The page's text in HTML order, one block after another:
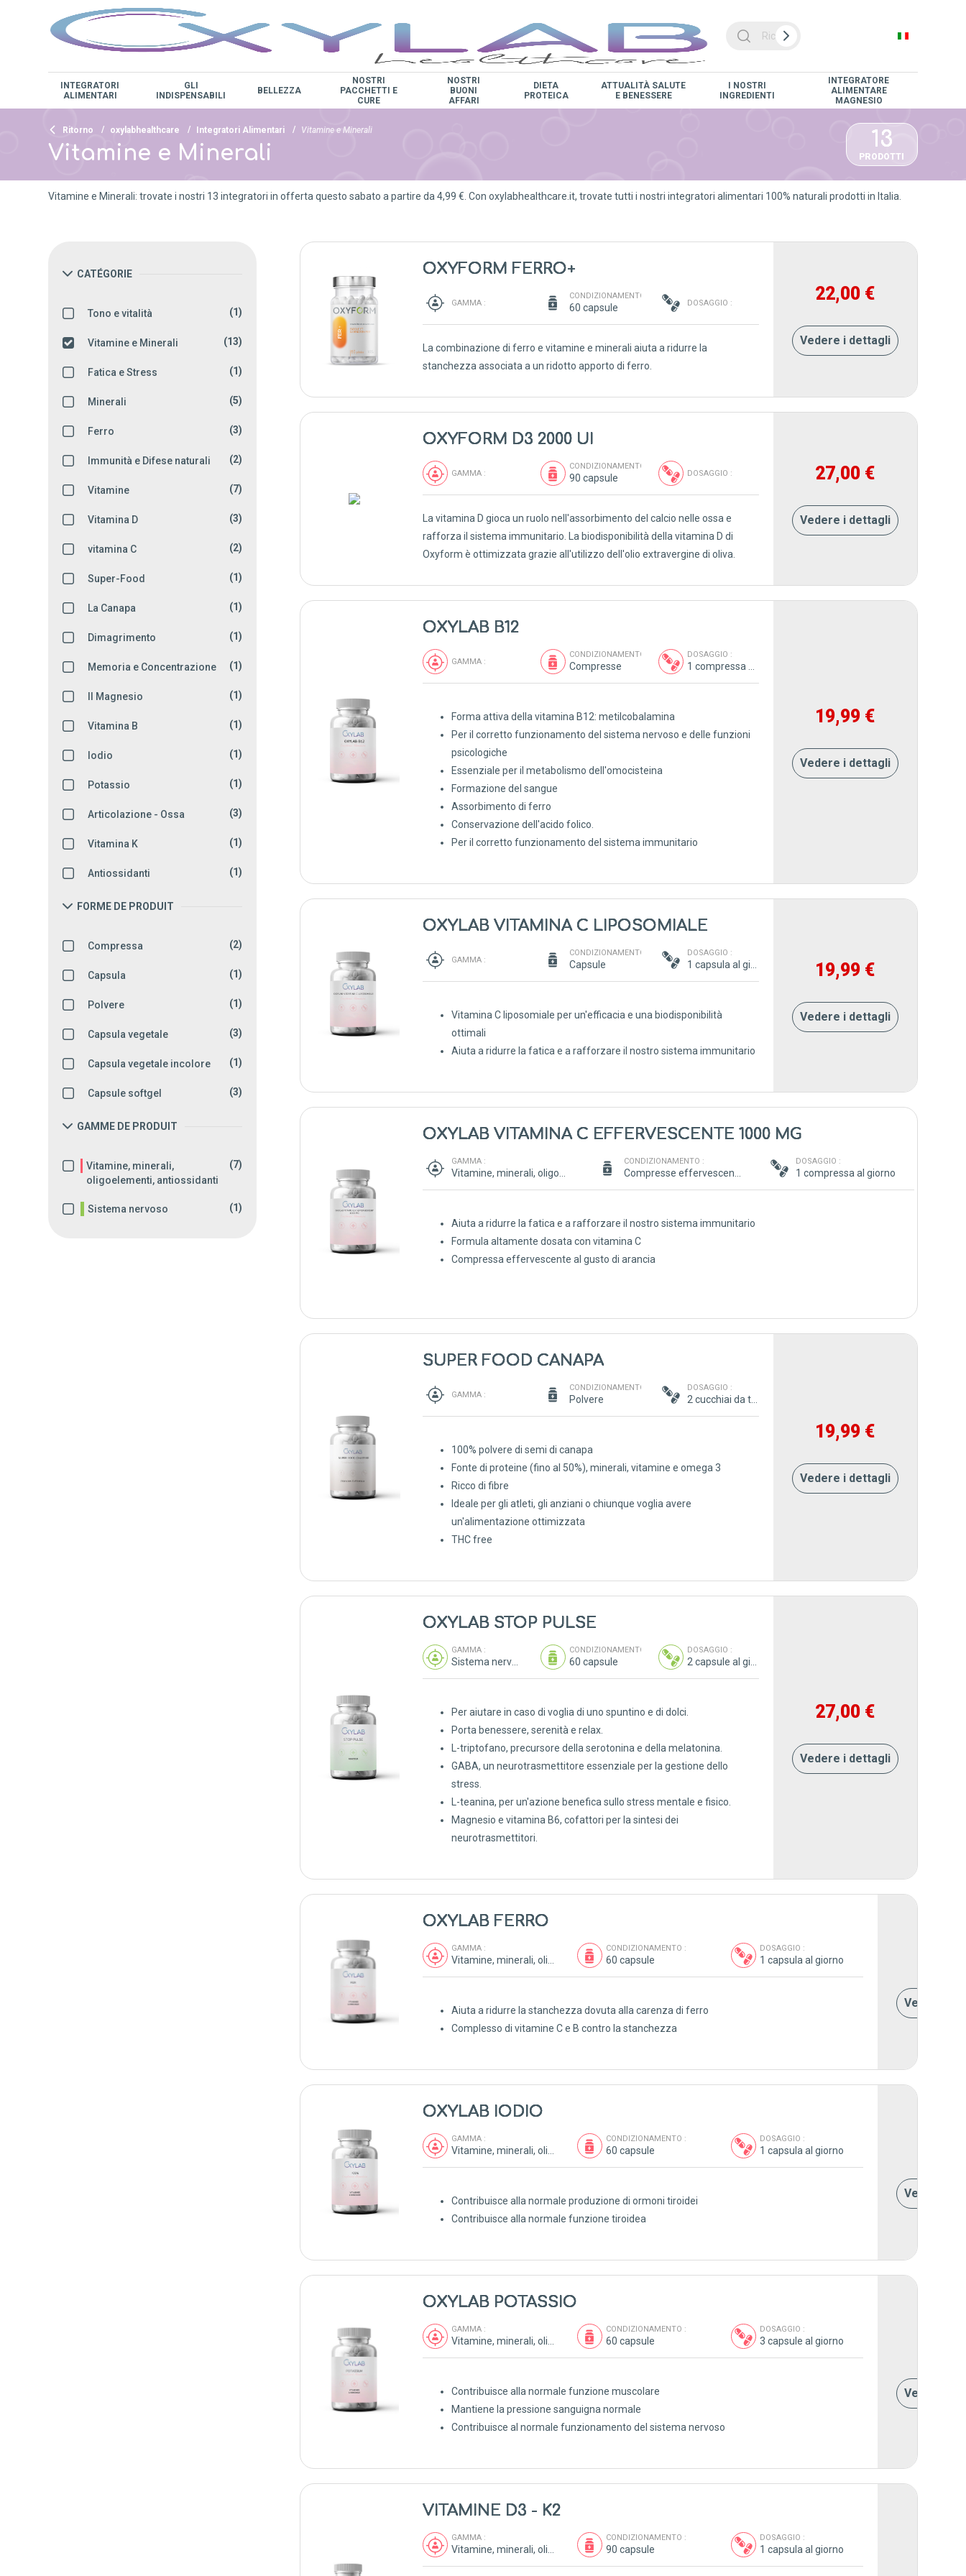
INTEGRATORI
ALIMENTARI
GLI
INDISPENSABILI
BELLEZZA
NOSTRI
PACCHETTI E
CURE
NOSTRI
BUONI
AFFARI
DIETA
PROTEICA
ATTUALITÀ SALUTE
E BENESSERE
I NOSTRI
INGREDIENTI
INTEGRATORE
ALIMENTARE
MAGNESIO
Ritorno oxylabhealthcare Integratori Alimentari Vitamine e Minerali
Vitamine e Minerali
13
PRODOTTI
Vitamine e Minerali: trovate i nostri 13 integratori in offerta questo sabato a partire da 4,99 €. Con oxylabhealthcare.it, trovate tutti i nostri integratori alimentari 100% naturali prodotti in Italia.
CATÉGORIE
Tono e vitalità (1)
Vitamine e Minerali (13)
Fatica e Stress (1)
Minerali (5)
Ferro (3)
Immunità e Difese naturali (2)
Vitamine (7)
Vitamina D (3)
vitamina C (2)
Super-Food (1)
La Canapa (1)
Dimagrimento (1)
Memoria e Concentrazione (1)
Il Magnesio (1)
Vitamina B (1)
Iodio (1)
Potassio (1)
Articolazione - Ossa (3)
Vitamina K (1)
Antiossidanti (1)
FORME DE PRODUIT
Compressa (2)
Capsula (1)
Polvere (1)
Capsula vegetale (3)
Capsula vegetale incolore (1)
Capsule softgel (3)
GAMME DE PRODUIT
Vitamine, minerali,
oligoelementi, antiossidanti
(7)
Sistema nervoso (1)
OXYFORM FERRO+
GAMMA :
CONDIZIONAMENTO :
60 capsule DOSAGGIO :
La combinazione di ferro e vitamine e minerali aiuta a ridurre la
stanchezza associata a un ridotto apporto di ferro.
22,00 €
Vedere i dettagli
OXYFORM D3 2000 UI
GAMMA :
CONDIZIONAMENTO :
90 capsule DOSAGGIO :
La vitamina D gioca un ruolo nell'assorbimento del calcio nelle ossa e
rafforza il sistema immunitario. La biodisponibilità della vitamina D di
Oxyform è ottimizzata grazie all'utilizzo dell'olio extravergine di oliva.
27,00 €
Vedere i dettagli
OXYLAB B12
GAMMA :
CONDIZIONAMENTO :
Compresse
DOSAGGIO :
Forma attiva della vitamina B12: metilcobalamina
Per il corretto funzionamento del sistema nervoso e delle funzioni
psicologiche
Essenziale per il metabolismo dell'omocisteina
Formazione del sangue
Assorbimento di ferro
Conservazione dell'acido folico.
Per il corretto funzionamento del sistema immunitario
19,99 €
Vedere i dettagli
OXYLAB VITAMINA C LIPOSOMIALE
GAMMA :
CONDIZIONAMENTO :
Capsule
DOSAGGIO :
Vitamina C liposomiale per un'efficacia e una biodisponibilità
ottimali
Aiuta a ridurre la fatica e a rafforzare il nostro sistema immunitario
19,99 €
Vedere i dettagli
OXYLAB VITAMINA C EFFERVESCENTE 1000 MG
GAMMA : CONDIZIONAMENTO : DOSAGGIO :
1 compressa al giorno
Aiuta a ridurre la fatica e a rafforzare il nostro sistema immunitario
Formula altamente dosata con vitamina C
Compressa effervescente al gusto di arancia
SUPER FOOD CANAPA
GAMMA :
CONDIZIONAMENTO :
Polvere
DOSAGGIO :
2 cucchiai da tavola / giorno
100% polvere di semi di canapa
Fonte di proteine (fino al 50%), minerali, vitamine e omega 3
Ricco di fibre
Ideale per gli atleti, gli anziani o chiunque voglia avere
un'alimentazione ottimizzata
THC free
19,99 €
Vedere i dettagli
OXYLAB STOP PULSE
GAMMA : CONDIZIONAMENTO :
60 capsule
DOSAGGIO :
Per aiutare in caso di voglia di uno spuntino e di dolci.
Porta benessere, serenità e relax.
L-triptofano, precursore della serotonina e della melatonina.
GABA, un neurotrasmettitore essenziale per la gestione dello
stress.
L-teanina, per un'azione benefica sullo stress mentale e fisico.
Magnesio e vitamina B6, cofattori per la sintesi dei
neurotrasmettitori.
27,00 €
Vedere i dettagli
OXYLAB FERRO
GAMMA : CONDIZIONAMENTO :
60 capsule
DOSAGGIO :
1 capsula al giorno
Aiuta a ridurre la stanchezza dovuta alla carenza di ferro
Complesso di vitamine C e B contro la stanchezza
Vedere i
OXYLAB IODIO
GAMMA : CONDIZIONAMENTO :
60 capsule
DOSAGGIO :
1 capsula al giorno
Contribuisce alla normale produzione di ormoni tiroidei
Contribuisce alla normale funzione tiroidea
Vedere i
OXYLAB POTASSIO
GAMMA : CONDIZIONAMENTO :
60 capsule
DOSAGGIO :
3 capsule al giorno
Contribuisce alla normale funzione muscolare
Mantiene la pressione sanguigna normale
Contribuisce al normale funzionamento del sistema nervoso
Vedere i
VITAMINE D3 - K2
GAMMA : CONDIZIONAMENTO :
90 capsule
DOSAGGIO :
1 capsula al giorno